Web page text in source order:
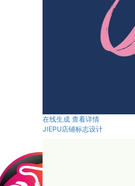
在线生成 查看详情
JIEPU店铺标志设计